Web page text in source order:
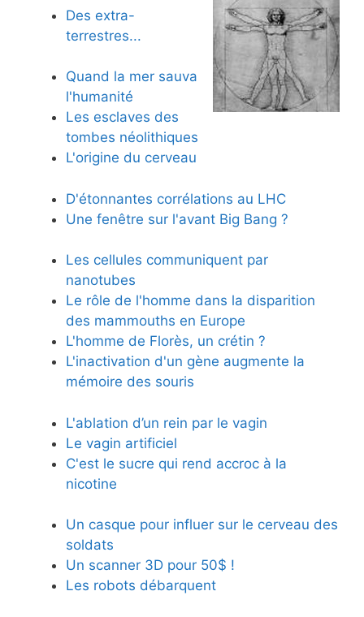
Des extra-
terrestres...
Quand la mer sauva
l'humanité
Les esclaves des
tombes néolithiques
L'origine du cerveau
D'étonnantes corrélations au LHC
Une fenêtre sur l'avant Big Bang ?
Les cellules communiquent par
nanotubes
Le rôle de l'homme dans la disparition
des mammouths en Europe
L'homme de Florès, un crétin ?
L'inactivation d'un gène augmente la
mémoire des souris
L'ablation d’un rein par le vagin
Le vagin artificiel
C'est le sucre qui rend accroc à la
nicotine
Un casque pour influer sur le cerveau des
soldats
Un scanner 3D pour 50$ !
Les robots débarquent